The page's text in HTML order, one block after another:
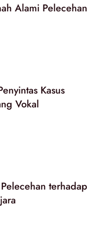
Alami Pelecehan
Kasus
Vokal
terhadap